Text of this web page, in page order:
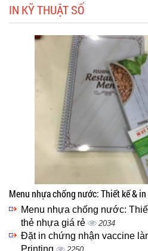
IN KỸ THUẬT SỐ
Menu nhựa chống nước: Thiết kế &
Menu nhựa chống nước:
thẻ nhựa giá rẻ
2034
Đặt in chứng nhận vaccine
Printing